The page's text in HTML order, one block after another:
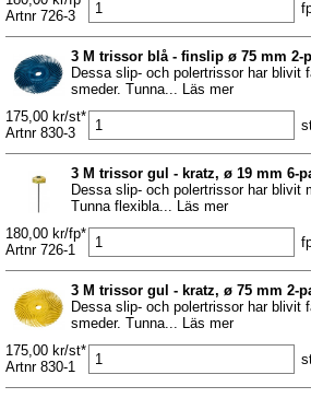
Artnr 726-3
3 M trissor blå - finslip ø 75 mm 2-
Dessa slip- och polertrissor har blivit
smeder. Tunna... Läs mer
175,00 kr/st*
Artnr 830-3
3 M trissor gul - kratz, ø 19 mm 6-
Dessa slip- och polertrissor har blivit
Tunna flexibla... Läs mer
180,00 kr/fp*
Artnr 726-1
3 M trissor gul - kratz, ø 75 mm 2-
Dessa slip- och polertrissor har blivit
smeder. Tunna... Läs mer
175,00 kr/st*
Artnr 830-1